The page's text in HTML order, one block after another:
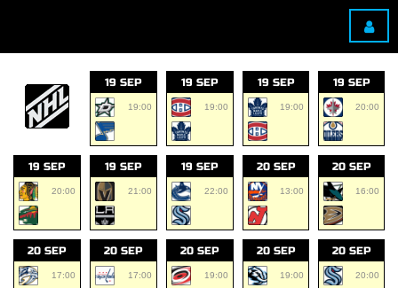
19 SEP
19:00
19 SEP
19:00
19 SEP
19:00
19 SEP
20:00
19 SEP
20:00
19 SEP
21:00
19 SEP
22:00
20 SEP
13:00
20 SEP
16:00
20 SEP
17:00
20 SEP
17:00
20 SEP
19:00
20 SEP
19:00
20 SEP
20:00